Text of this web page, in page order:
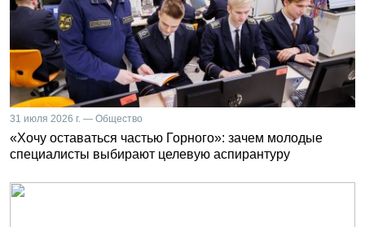
31 июля 2026 г. — Общество
«Хочу оставаться частью Горного»: зачем молодые
специалисты выбирают целевую аспирантуру